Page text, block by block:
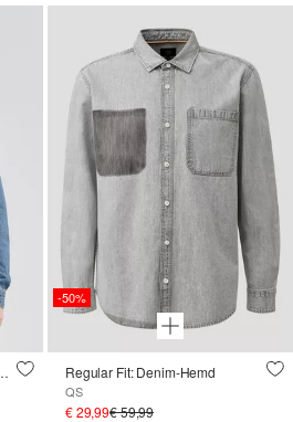
mit Logo-Stickerei
-50%
Regular Fit: Denim-Hemd
QS
€ 29,99€ 59,99